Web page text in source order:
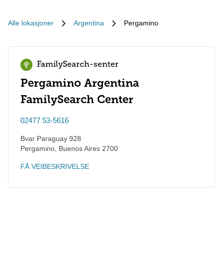
Alle lokasjoner Argentina Pergamino
FamilySearch-senter
Pergamino Argentina
FamilySearch Center
02477 53-5616
Bvar Paraguay 928
Pergamino Buenos Aires 2700
FÅ VEIBESKRIVELSE